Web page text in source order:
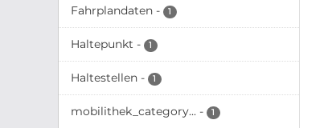
Fahrplandaten - 1
Haltepunkt - 1
Haltestellen - 1
mobilithek_category... - 1